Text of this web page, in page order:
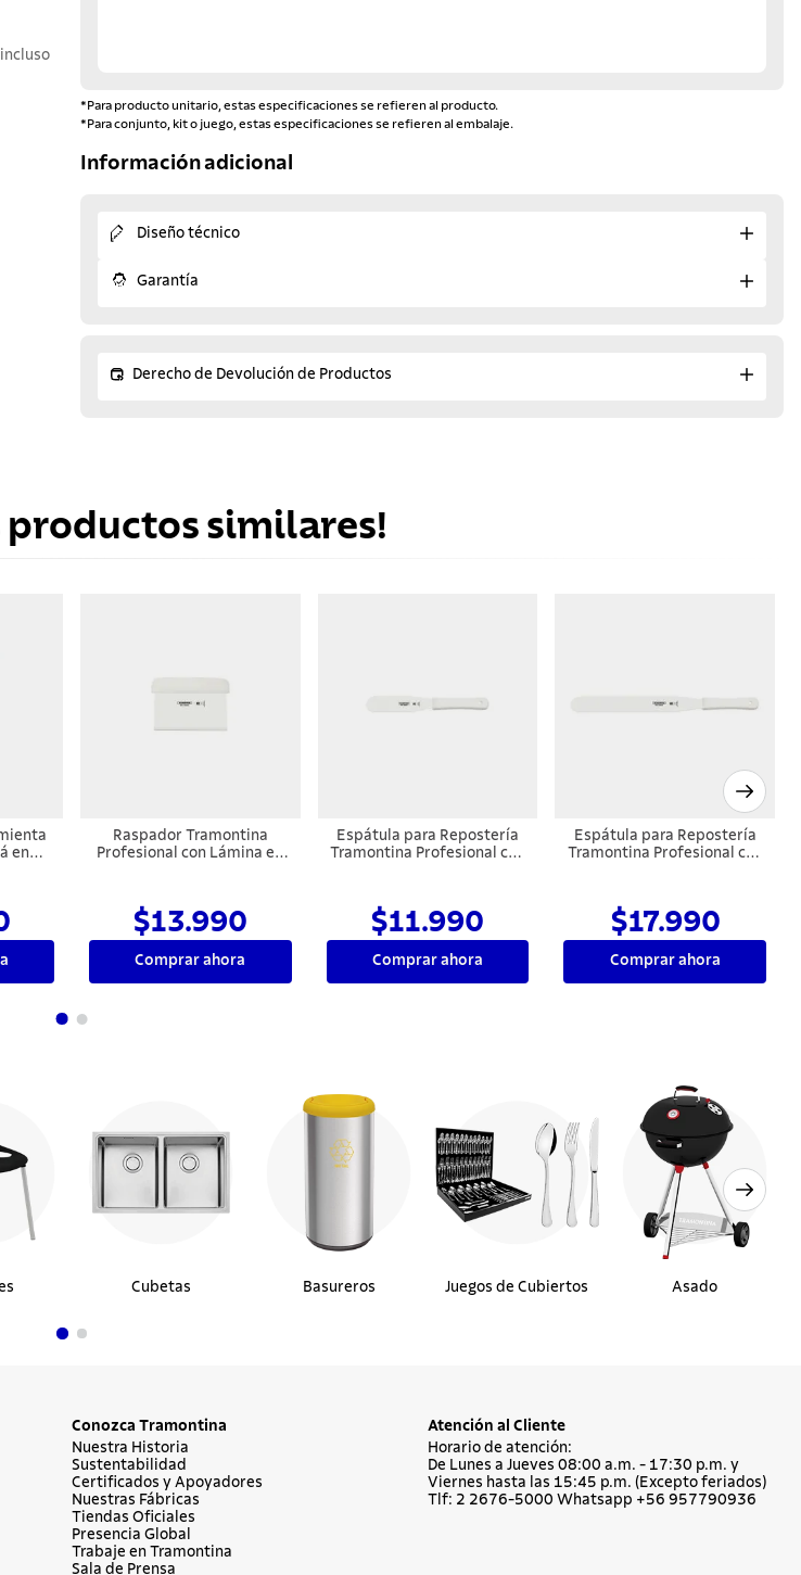
*Para producto unitario, estas especificaciones se refieren al producto.
*Para conjunto, kit o juego, estas especificaciones se refieren al embalaje.
Información adicional
Diseño técnico
Garantía
Derecho de Devolución de Productos
productos similares!
en
Raspador Tramontina
Profesional con Lámina en
$13.990
Comprar ahora
Espátula para Repostería
Tramontina Profesional con
$11.990
Comprar ahora
Espátula para Repostería
Tramontina Profesional con
$17.990
Comprar ahora
Cubetas Basureros Juegos de Cubiertos Asado
Conozca Tramontina
Nuestra Historia
Sustentabilidad
Certificados y Apoyadores
Nuestras Fábricas
Tiendas Oficiales
Presencia Global
Trabaje en Tramontina
Sala de Prensa
Atención al Cliente
Horario de atención:
De Lunes a Jueves 08:00 a.m. - 17:30 p.m. y
Viernes hasta las 15:45 p.m. (Excepto feriados)
Tlf: 2 2676-5000 Whatsapp +56 957790936